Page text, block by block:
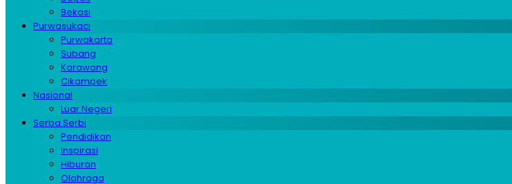
Bekasi
Purwasukaci
Purwakarta
Subang
Karawang
Cikampek
Nasional
Luar Negeri
Serba Serbi
Pendidikan
Inspirasi
Hiburan
Olahraga